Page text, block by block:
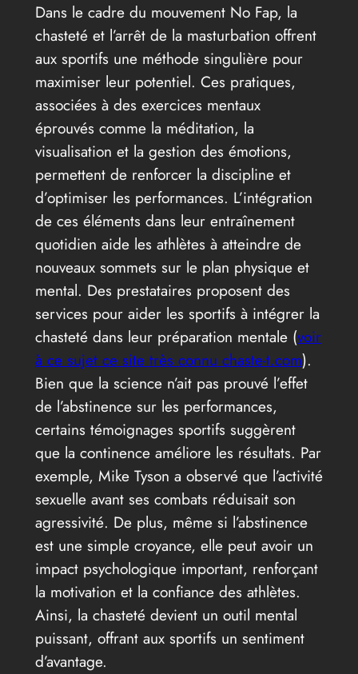
Dans le cadre du mouvement No Fap, la
chasteté et l’arrêt de la masturbation offrent
aux sportifs une méthode singulière pour
maximiser leur potentiel. Ces pratiques,
associées à des exercices mentaux
éprouvés comme la méditation, la
visualisation et la gestion des émotions,
permettent de renforcer la discipline et
d’optimiser les performances. L’intégration
de ces éléments dans leur entraînement
quotidien aide les athlètes à atteindre de
nouveaux sommets sur le plan physique et
mental. Des prestataires proposent des
services pour aider les sportifs à intégrer la
chasteté dans leur préparation mentale (voir
à ce sujet ce site très connu chaste-t.com).
Bien que la science n’ait pas prouvé l’effet
de l’abstinence sur les performances,
certains témoignages sportifs suggèrent
que la continence améliore les résultats. Par
exemple, Mike Tyson a observé que l’activité
sexuelle avant ses combats réduisait son
agressivité. De plus, même si l’abstinence
est une simple croyance, elle peut avoir un
impact psychologique important, renforçant
la motivation et la confiance des athlètes.
Ainsi, la chasteté devient un outil mental
puissant, offrant aux sportifs un sentiment
d’avantage.